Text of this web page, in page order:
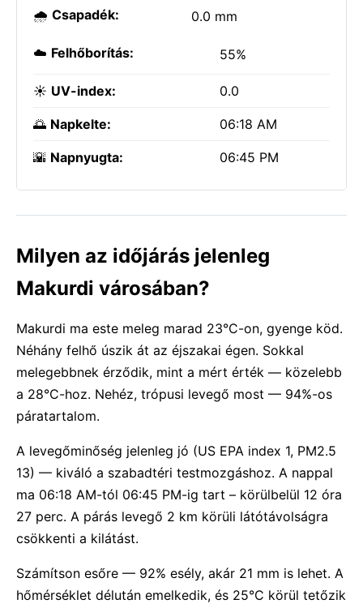
🌧️ Csapadék: 0.0 mm
☁️ Felhőborítás: 55%
☀️ UV-index: 0.0
🌅 Napkelte: 06:18 AM
🌇 Napnyugta: 06:45 PM
Milyen az időjárás jelenleg
Makurdi városában?
Makurdi ma este meleg marad 23°C-on, gyenge köd.
Néhány felhő úszik át az éjszakai égen. Sokkal
melegebbnek érződik, mint a mért érték — közelebb
a 28°C-hoz. Nehéz, trópusi levegő most — 94%-os
páratartalom.
A levegőminőség jelenleg jó (US EPA index 1, PM2.5
13) — kiváló a szabadtéri testmozgáshoz. A nappal
ma 06:18 AM-tól 06:45 PM-ig tart – körülbelül 12 óra
27 perc. A párás levegő 2 km körüli látótávolságra
csökkenti a kilátást.
Számítson esőre — 92% esély, akár 21 mm is lehet. A
hőmérséklet délután emelkedik, és 25°C körül tetőzik